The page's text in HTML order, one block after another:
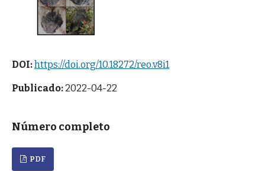
DOI:https://doi.org/10.18272/reo.v8i1
Publicado: 2022-04-22
Número completo
PDF